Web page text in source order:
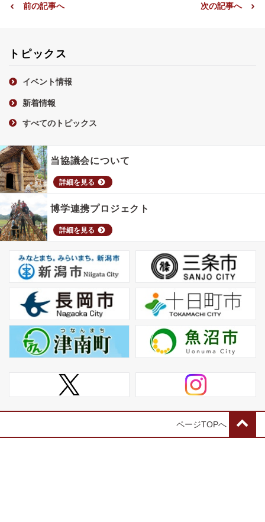
前の記事へ 次の記事へ
トピックス
イベント情報
新着情報
すべてのトピックス
当協議会について
詳細を見る
博学連携プロジェクト
詳細を見る
ページTOPへ